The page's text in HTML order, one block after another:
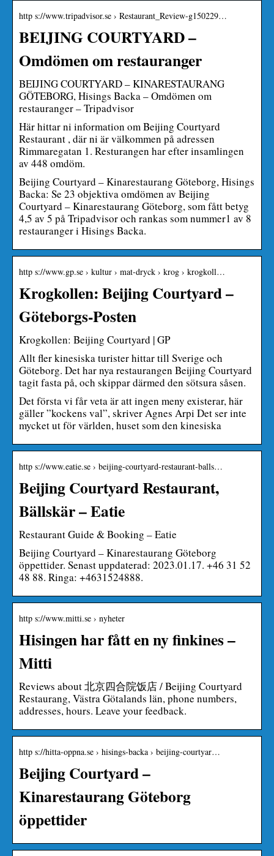
http s://www.tripadvisor.se › Restaurant_Review-g150229…
BEIJING COURTYARD –
Omdömen om restauranger
BEIJING COURTYARD – KINARESTAURANG
GÖTEBORG, Hisings Backa – Omdömen om
restauranger – Tripadvisor
Här hittar ni information om Beijing Courtyard
Restaurant , där ni är välkommen på adressen
Rimmaregatan 1. Resturangen har efter insamlingen
av 448 omdöm.
Beijing Courtyard – Kinarestaurang Göteborg, Hisings
Backa: Se 23 objektiva omdömen av Beijing
Courtyard – Kinarestaurang Göteborg, som fått betyg
4,5 av 5 på Tripadvisor och rankas som nummer1 av 8
restauranger i Hisings Backa.
http s://www.gp.se › kultur › mat-dryck › krog › krogkoll…
Krogkollen: Beijing Courtyard –
Göteborgs-Posten
Krogkollen: Beijing Courtyard | GP
Allt fler kinesiska turister hittar till Sverige och
Göteborg. Det har nya restaurangen Beijing Courtyard
tagit fasta på, och skippar därmed den sötsura såsen.
Det första vi får veta är att ingen meny existerar, här
gäller ”kockens val”, skriver Agnes Arpi Det ser inte
mycket ut för världen, huset som den kinesiska
http s://www.eatie.se › beijing-courtyard-restaurant-balls…
Beijing Courtyard Restaurant,
Bällskär – Eatie
Restaurant Guide & Booking – Eatie
Beijing Courtyard – Kinarestaurang Göteborg
öppettider. Senast uppdaterad: 2023.01.17. +46 31 52
48 88. Ringa: +4631524888.
http s://www.mitti.se › nyheter
Hisingen har fått en ny finkines –
Mitti
Reviews about 北京四合院饭店 / Beijing Courtyard
Restaurang, Västra Götalands län, phone numbers,
addresses, hours. Leave your feedback.
http s://hitta-oppna.se › hisings-backa › beijing-courtyar…
Beijing Courtyard –
Kinarestaurang Göteborg
öppettider